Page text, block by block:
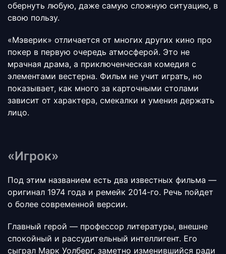
обернуть любую, даже самую сложную ситуацию, в
свою пользу.
«Мэверик» отличается от многих других кино про
покер в первую очередь атмосферой. Это не
мрачная драма, а приключенческая комедия с
элементами вестерна. Фильм не учит играть, но
показывает, как много за карточными столами
зависит от характера, смекалки и умения держать
лицо.
«Игрок»
Под этим названием есть два известных фильма —
оригинал 1974 года и ремейк 2014-го. Речь пойдет
о более современной версии.
Главный герой — профессор литературы, внешне
спокойный и рассудительный интеллигент. Его
сыграл Марк Уолберг, заметно изменившийся ради